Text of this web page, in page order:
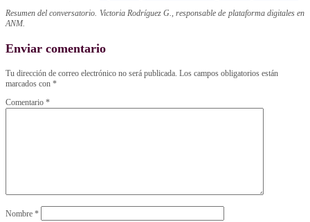
Resumen del conversatorio. Victoria Rodríguez G., responsable de plataforma digitales en
ANM.
Enviar comentario
Tu dirección de correo electrónico no será publicada. Los campos obligatorios están
marcados con *
Comentario *
Nombre *